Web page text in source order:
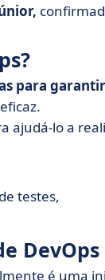
para
ajudá-lo a
testes,
DevOps
é uma